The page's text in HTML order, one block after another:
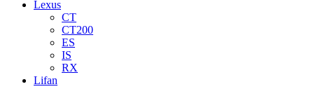
Lexus
CT
CT200
ES
IS
RX
Lifan